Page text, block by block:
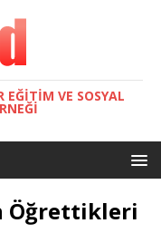
EĞITIM VE SOSYAL
Öğrettikleri